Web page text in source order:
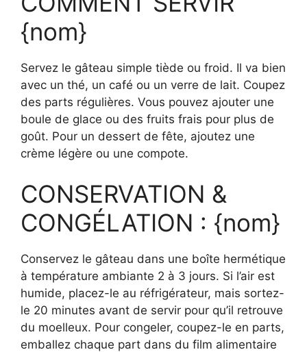
{nom}
Servez le gâteau simple tiède ou froid. Il va bien
avec un thé, un café ou un verre de lait. Coupez
des parts régulières. Vous pouvez ajouter une
boule de glace ou des fruits frais pour plus de
goût. Pour un dessert de fête, ajoutez une
crème légère ou une compote.
CONSERVATION &
CONGÉLATION : {nom}
Conservez le gâteau dans une boîte hermétique
à température ambiante 2 à 3 jours. Si l’air est
humide, placez-le au réfrigérateur, mais sortez-
le 20 minutes avant de servir pour qu’il retrouve
du moelleux. Pour congeler, coupez-le en parts,
emballez chaque part dans du film alimentaire